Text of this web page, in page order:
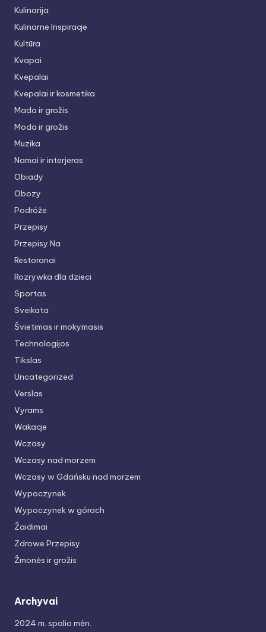
Kulinarija
Kulinarne Inspiracje
Kultūra
Kvapai
Kvepalai
Kvepalai ir kosmetika
Mada ir grožis
Moda ir grožis
Muzika
Namai ir interjeras
Obiady
Obozy
Podróże
Przepisy
Przepisy Na
Restoranai
Rozrywka dla dzieci
Sportas
Sveikata
Švietimas ir mokymasis
Technologijos
Tikslas
Uncategorized
Verslas
Vyrams
Wakacje
Wczasy
Wczasy nad morzem
Wczasy w Gdańsku nad morzem
Wypoczynek
Wypoczynek w górach
Žaidimai
Zdrowe Przepisy
Žmonės ir grožis
Archyvai
2024 m. spalio mėn.